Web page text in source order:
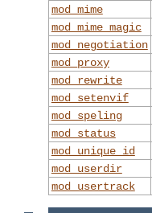
mod_mime
mod_mime_magic
mod_negotiation
mod_proxy
mod_rewrite
mod_setenvif
mod_speling
mod_status
mod_unique_id
mod_userdir
mod_usertrack